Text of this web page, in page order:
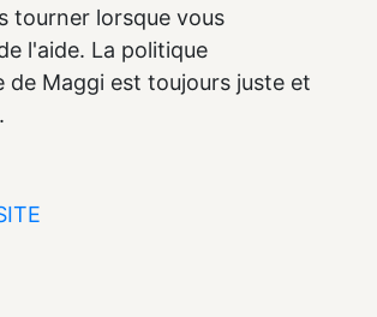
tourner lorsque vous
l'aide. La politique
de Maggi est toujours juste et